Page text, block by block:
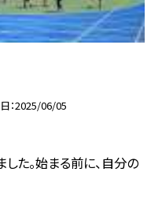
2025/06/05
た。始まる前に、自分の